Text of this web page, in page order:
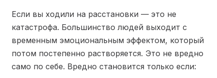
Если вы ходили на расстановки — это не
катастрофа. Большинство людей выходит с
временным эмоциональным эффектом, который
потом постепенно растворяется. Это не вредно
само по себе. Вредно становится только если: